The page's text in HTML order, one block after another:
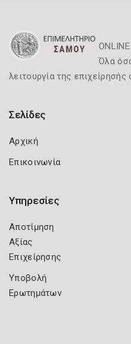
Όλα
λειτουργία της επιχείρησής
Σελίδες
Αρχική
Επικοινωνία
Υπηρεσίες
Αποτίμηση
Αξίας
Επιχείρησης
Υποβολή
Ερωτημάτων